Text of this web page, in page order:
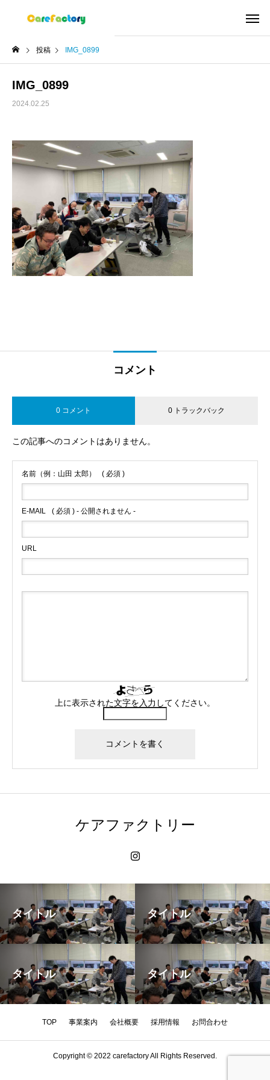
投稿 IMG_0899
IMG_0899
2024.02.25
コメント
0 コメント 0 トラックバック
この記事へのコメントはありません。
名前（例：山田 太郎） ( 必須 )
E-MAIL ( 必須 ) - 公開されません -
URL
上に表示された文字を入力してください。
ケアファクトリー
タイトル タイトル
タイトル タイトル
TOP 事業案内 会社概要 採用情報 お問合わせ
Copyright © 2022 carefactory All Rights Reserved.